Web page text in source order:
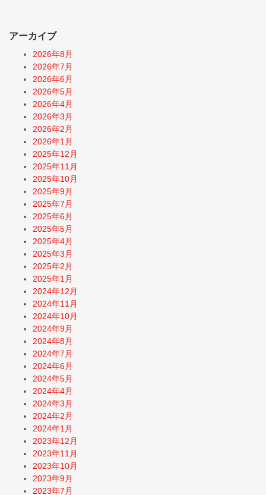
アーカイブ
2026年8月
2026年7月
2026年6月
2026年5月
2026年4月
2026年3月
2026年2月
2026年1月
2025年12月
2025年11月
2025年10月
2025年9月
2025年7月
2025年6月
2025年5月
2025年4月
2025年3月
2025年2月
2025年1月
2024年12月
2024年11月
2024年10月
2024年9月
2024年8月
2024年7月
2024年6月
2024年5月
2024年4月
2024年3月
2024年2月
2024年1月
2023年12月
2023年11月
2023年10月
2023年9月
2023年7月